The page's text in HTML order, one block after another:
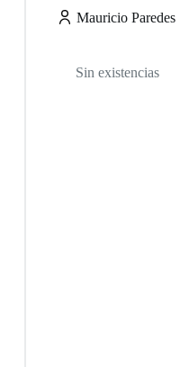
Mauricio Paredes
Sin existencias